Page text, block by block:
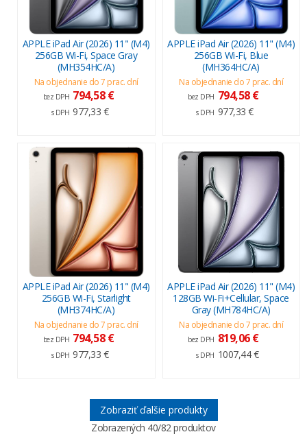
APPLE iPad Air (2026) 11" (M4)
256GB Wi-Fi, Space Gray
(MH354HC/A)
Na objednanie do 7 prac. dní
bez DPH 794,58 €
s DPH 977,33 €
APPLE iPad Air (2026) 11" (M4)
256GB Wi-Fi, Blue
(MH364HC/A)
Na objednanie do 7 prac. dní
bez DPH 794,58 €
s DPH 977,33 €
APPLE iPad Air (2026) 11" (M4)
256GB Wi-Fi, Starlight
(MH374HC/A)
Na objednanie do 7 prac. dní
bez DPH 794,58 €
s DPH 977,33 €
APPLE iPad Air (2026) 11" (M4)
128GB Wi-Fi+Cellular, Space
Gray (MH784HC/A)
Na objednanie do 7 prac. dní
bez DPH 819,06 €
s DPH 1007,44 €
Zobraziť ďalšie produkty
Zobrazených 40/82 produktov